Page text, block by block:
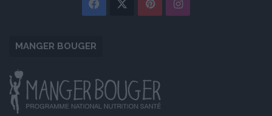
Facebook PinterestInstagram
MANGER BOUGER